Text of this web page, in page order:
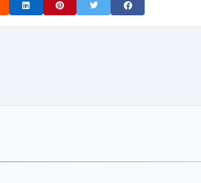
Share on Facebook
Share on Twitter
on Pinterest